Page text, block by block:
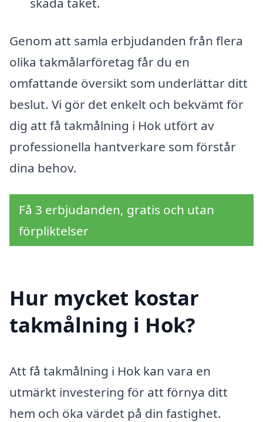
Genom att samla erbjudanden från flera
olika takmålarföretag får du en
omfattande översikt som underlättar ditt
beslut. Vi gör det enkelt och bekvämt för
dig att få takmålning i Hok utfört av
professionella hantverkare som förstår
dina behov.
Få 3 erbjudanden, gratis och utan
förpliktelser
Hur mycket kostar
takmålning i Hok?
Att få takmålning i Hok kan vara en
utmärkt investering för att förnya ditt
hem och öka värdet på din fastighet.